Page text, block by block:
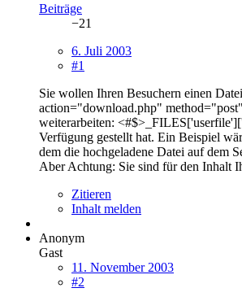
Beiträge
−21
6. Juli 2003
#1
Sie wollen Ihren Besuchern einen
action="download.php"
weiterarbeiten:
Verfügung gestellt hat. Ein Beispiel
dem die hochgeladene Datei auf dem
Aber Achtung: Sie sind für den Inhalt
Zitieren
Inhalt melden
Anonym
Gast
11. November 2003
#2